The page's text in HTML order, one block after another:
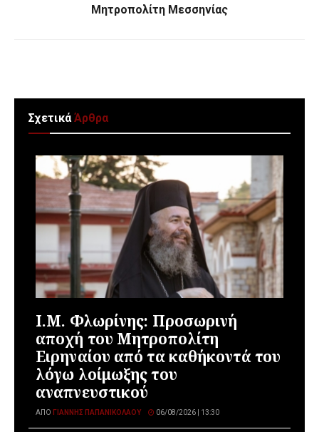
Μητροπολίτη Μεσσηνίας
ΣχετικάΆρθρα
Ι.Μ. Φλωρίνης: Προσωρινή
αποχή του Μητροπολίτη
Ειρηναίου από τα καθήκοντά του
λόγω λοίμωξης του
αναπνευστικού
ΑΠΌ ΓΙΆΝΝΗΣ ΠΑΠΑΝΙΚΟΛΆΟΥ 06/08/2026 | 13:30